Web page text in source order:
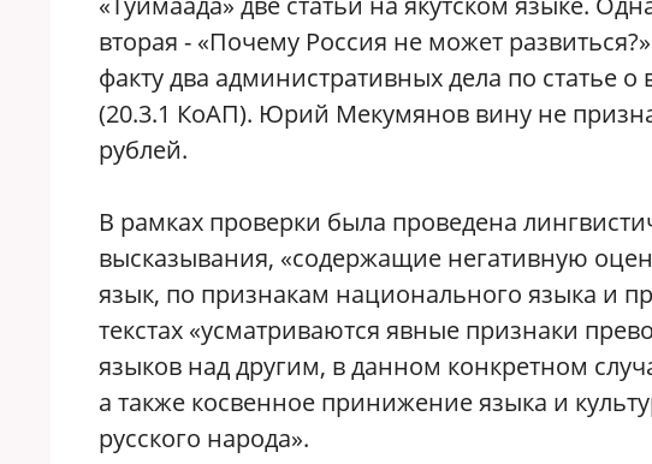
вторая - «Почему Россия не может
факту два административных дела по статье
(20.3.1 КоАП). Юрий Мекумянов вину не
рублей.
В рамках проверки была проведена
высказывания, «содержащие негативную
язык, по признакам национального языка и
текстах «усматриваются явные признаки
языков над другим, в данном конкретном
а также косвенное принижение языка и
русского народа».